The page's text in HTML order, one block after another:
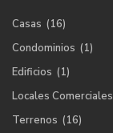
Casas (16)
Condominios (1)
Edificios (1)
Locales Comerciales
Terrenos (16)